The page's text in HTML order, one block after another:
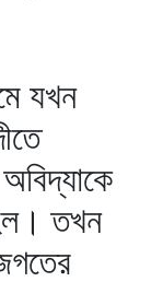
যখন
তখন